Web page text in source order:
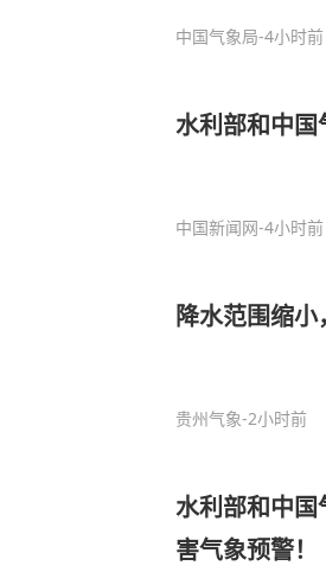
中国气象局-4小时前
水利部和中
中国新闻网-4小时前
降水范围缩
贵州气象-2小时前
水利部和中
害气象预警！